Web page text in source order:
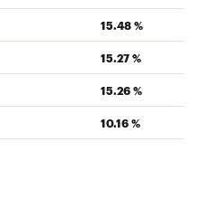
15.48 %
15.27 %
15.26 %
10.16 %